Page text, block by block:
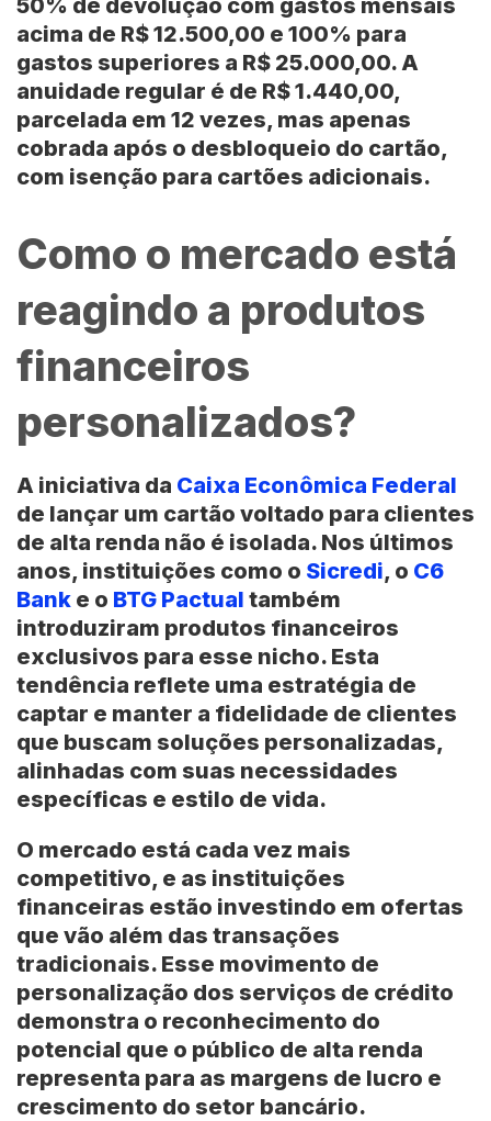
50% de devolução com gastos mensais
acima de R$ 12.500,00 e 100% para
gastos superiores a R$ 25.000,00. A
anuidade regular é de R$ 1.440,00,
parcelada em 12 vezes, mas apenas
cobrada após o desbloqueio do cartão,
com isenção para cartões adicionais.
Como o mercado está
reagindo a produtos
financeiros
personalizados?
A iniciativa da Caixa Econômica Federal
de lançar um cartão voltado para clientes
de alta renda não é isolada. Nos últimos
anos, instituições como o Sicredi, o C6
Bank e o BTG Pactual também
introduziram produtos financeiros
exclusivos para esse nicho. Esta
tendência reflete uma estratégia de
captar e manter a fidelidade de clientes
que buscam soluções personalizadas,
alinhadas com suas necessidades
específicas e estilo de vida.
O mercado está cada vez mais
competitivo, e as instituições
financeiras estão investindo em ofertas
que vão além das transações
tradicionais. Esse movimento de
personalização dos serviços de crédito
demonstra o reconhecimento do
potencial que o público de alta renda
representa para as margens de lucro e
crescimento do setor bancário.